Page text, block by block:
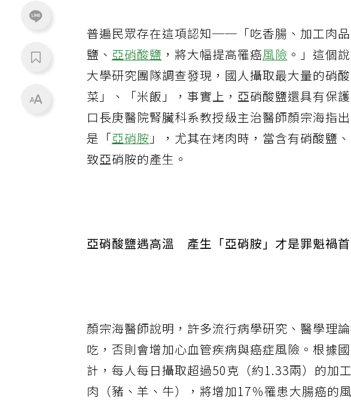
普遍民眾存在這項認知──「吃香腸、加工肉
鹽、亞硝酸鹽 ，將大幅提高罹癌風險 。」這個
大學研究團隊調查發現，國人攝取最大量的硝
菜」、「米飯」，事實上，亞硝酸鹽還具有保
口長庚醫院腎臟科系教授級主治醫師顏宗海指
是「亞硝胺」，尤其在烤肉時，當含有硝酸鹽
致亞硝胺的產生。
亞硝酸鹽遇高溫 產生「亞硝胺」才是罪魁禍首
顏宗海醫師說明，許多流行病學研究、醫學理
吃，否則會增加心血管疾病與癌症風險。根據
計，每人每日攝取超過50克（約1.33兩）的加
肉（豬、羊、牛），將增加17％罹患大腸癌的